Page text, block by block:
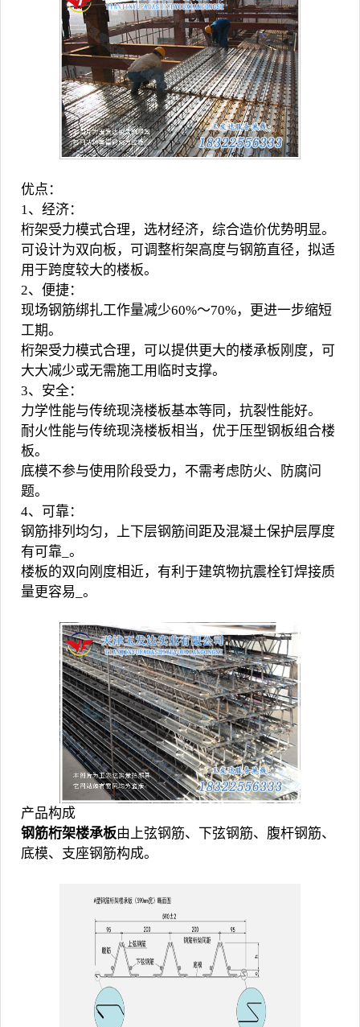
优点：
1、经济：
桁架受力模式合理，选材经济，综合造价优势明显。
可设计为双向板，可调整桁架高度与钢筋直径，拟适
用于跨度较大的楼板。
2、便捷：
现场钢筋绑扎工作量减少60%～70%，更进一步缩短
工期。
桁架受力模式合理，可以提供更大的楼承板刚度，可
大大减少或无需施工用临时支撑。
3、安全：
力学性能与传统现浇楼板基本等同，抗裂性能好。
耐火性能与传统现浇楼板相当，优于压型钢板组合楼
板。
底模不参与使用阶段受力，不需考虑防火、防腐问
题。
4、可靠：
钢筋排列均匀，上下层钢筋间距及混凝土保护层厚度
有可靠_。
楼板的双向刚度相近，有利于建筑物抗震栓钉焊接质
量更容易_。
产品构成
钢筋桁架楼承板由上弦钢筋、下弦钢筋、腹杆钢筋、
底模、支座钢筋构成。